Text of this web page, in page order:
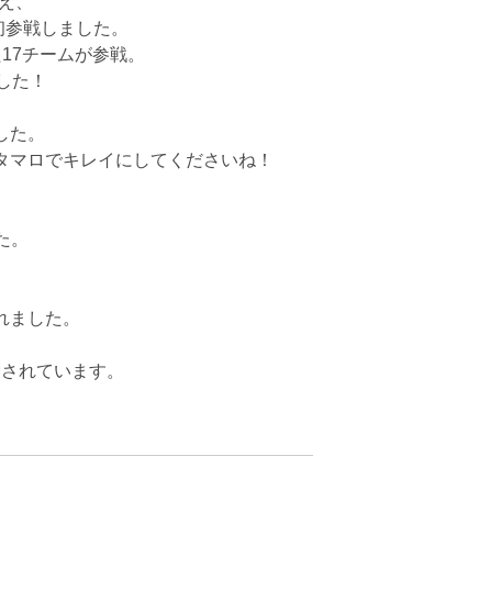
戦しました。
チームが参戦。
た！
。
ロでキレイにしてくださいね！
した。
れています。